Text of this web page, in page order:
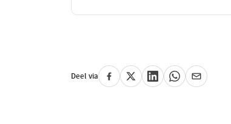
Deel via